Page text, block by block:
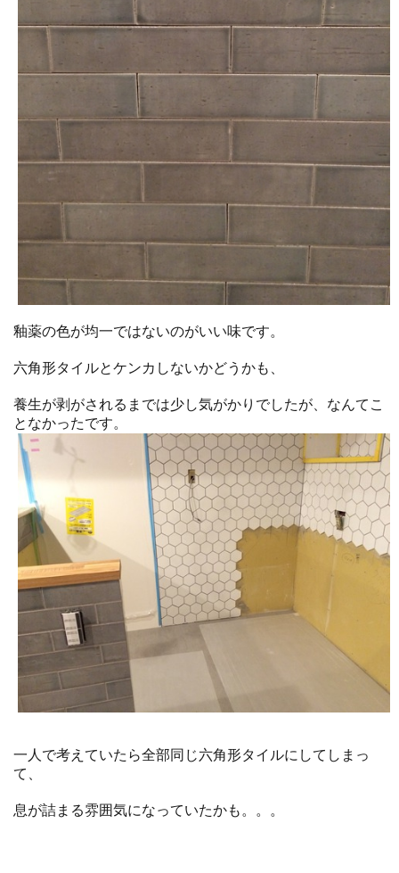
釉薬の色が均一ではないのがいい味です。
六角形タイルとケンカしないかどうかも、
養生が剥がされるまでは少し気がかりでしたが、なんてこ
となかったです。
一人で考えていたら全部同じ六角形タイルにしてしまっ
て、
息が詰まる雰囲気になっていたかも。。。